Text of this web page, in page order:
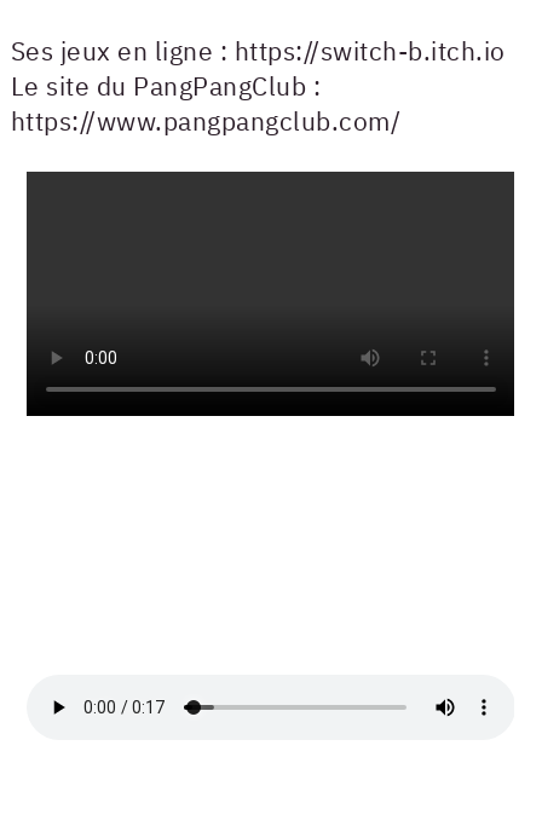
Ses jeux en ligne : https://switch-b.itch.io
Le site du PangPangClub :
https://www.pangpangclub.com/